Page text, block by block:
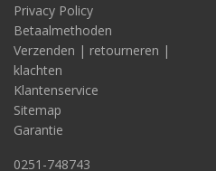
Privacy Policy
Betaalmethoden
Verzenden | retourneren |
klachten
Klantenservice
Sitemap
Garantie
0251-748743